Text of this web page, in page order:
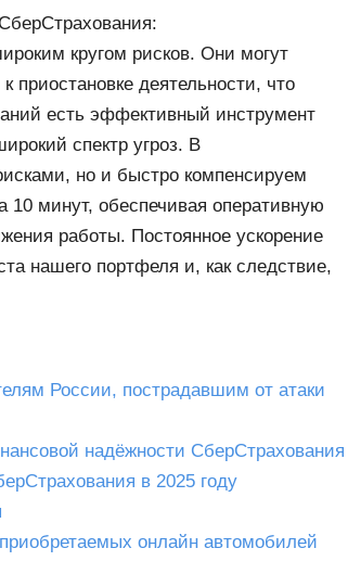
кругом рисков. Они могут
приостановке деятельности, что
есть эффективный инструмент
спектр угроз. В
но и быстро компенсируем
минут, обеспечивая оперативную
работы. Постоянное ускорение
нашего портфеля и, как следствие,
России, пострадавшим от атаки
надёжности СберСтрахования
в 2025 году
онлайн автомобилей